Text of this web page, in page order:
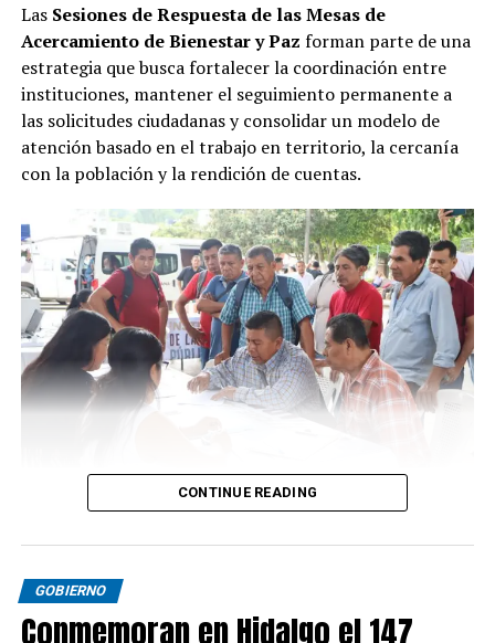
Las Sesiones de Respuesta de las Mesas de
Acercamiento de Bienestar y Paz forman parte de una
estrategia que busca fortalecer la coordinación entre
instituciones, mantener el seguimiento permanente a
las solicitudes ciudadanas y consolidar un modelo de
atención basado en el trabajo en territorio, la cercanía
con la población y la rendición de cuentas.
CONTINUE READING
GOBIERNO
Conmemoran en Hidalgo el 147